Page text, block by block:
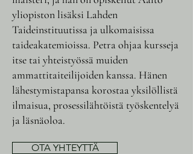
yliopiston lisäksi Lahden
Taideinstituutissa ja ulkomaisissa
taideakatemioissa. Petra ohjaa kursseja
itse tai yhteistyössä muiden
ammattitaiteilijoiden kanssa. Hänen
lähestymistapansa korostaa yksilöllistä
ilmaisua, prosessilähtöistä työskentelyä
ja läsnäoloa.
OTA YHTEYTTÄ